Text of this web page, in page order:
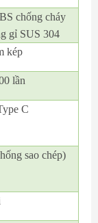
chống cháy
gỉ SUS 304
kép
lần
C
sao chép)